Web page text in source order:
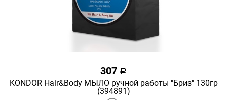
307 a
KONDOR Hair&Body МЫЛО ручной работы "Бриз" 130гр
(394891)